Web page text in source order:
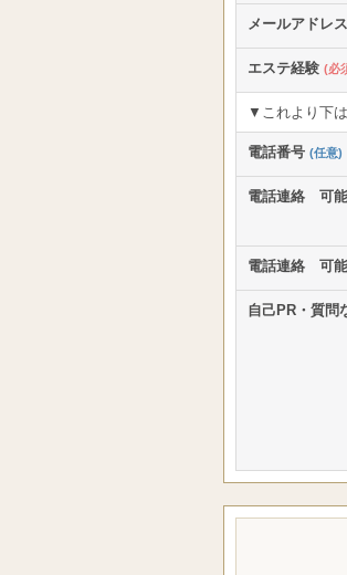
メールアドレス
エステ経験 (必
▼これより下
電話番号 (任意)
電話連絡 可
電話連絡 可
自己PR・質問